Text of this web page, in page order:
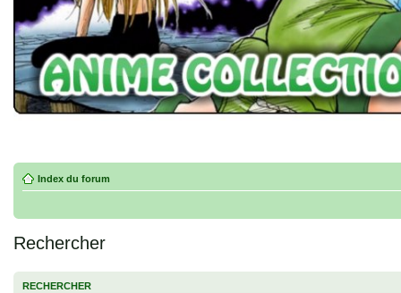
Index du forum
Rechercher
RECHERCHER